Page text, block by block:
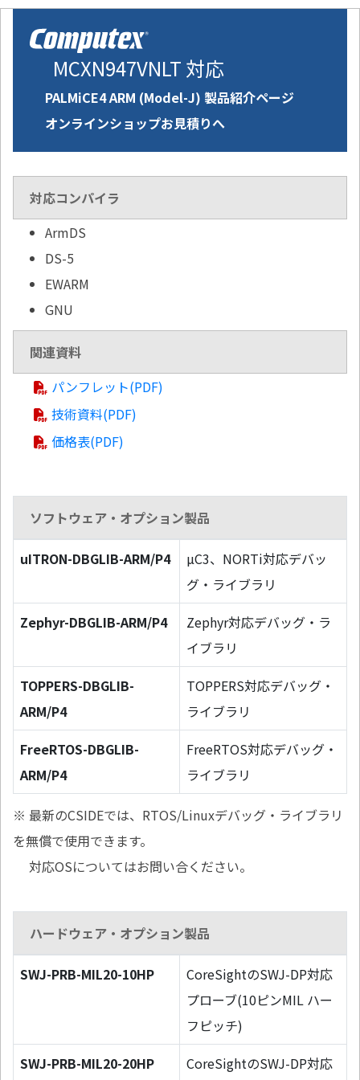
MCXN947VNLT 対応
PALMiCE4 ARM (Model-J) 製品紹介ページ
オンラインショップお見積りへ
対応コンパイラ
ArmDS
DS-5
EWARM
GNU
関連資料
パンフレット(PDF)
技術資料(PDF)
価格表(PDF)
ソフトウェア・オプション製品
uITRON-DBGLIB-ARM/P4
µC3、NORTi対応デバッ
グ・ライブラリ
Zephyr-DBGLIB-ARM/P4
Zephyr対応デバッグ・ラ
イブラリ
TOPPERS-DBGLIB-
ARM/P4
TOPPERS対応デバッグ・
ライブラリ
FreeRTOS-DBGLIB-
ARM/P4
FreeRTOS対応デバッグ・
ライブラリ
※ 最新のCSIDEでは、RTOS/Linuxデバッグ・ライブラリ
を無償で使用できます。
対応OSについてはお問い合ください。
ハードウェア・オプション製品
SWJ-PRB-MIL20-10HP
CoreSightのSWJ-DP対応
プローブ(10ピンMIL ハー
フピッチ)
SWJ-PRB-MIL20-20HP
CoreSightのSWJ-DP対応